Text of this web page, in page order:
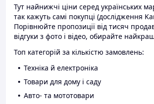
Тут найнижчі ціни серед українських
так кажуть самі покупці (дослідження
Порівнюйте пропозиції від тисяч
відгуки з фото і відео, обирайте
Топ категорій за кількістю замовлень:
Техніка й електроніка
Товари для дому і саду
Авто- та мототовари